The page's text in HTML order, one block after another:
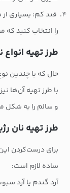
قند کم: بسیاری
را انتخاب کنید که
طرز تهیه انواع
حال که با چندین
و سالم را به شکل
طرز تهیه نان
برای درست‌کردن این
ساده لازم است:
آرد گندم یا آرد